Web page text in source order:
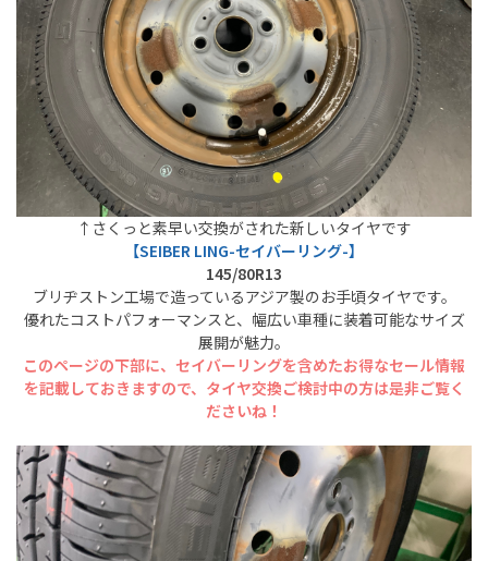
↑さくっと素早い交換がされた新しいタイヤです
【SEIBER LING-セイバーリング-】
145/80R13
ブリヂストン工場で造っているアジア製のお手頃タイヤです。
優れたコストパフォーマンスと、幅広い車種に装着可能なサイズ
展開が魅力。
このページの下部に、セイバーリングを含めたお得なセール情報
を記載しておきますので、タイヤ交換ご検討中の方は是非ご覧く
ださいね！